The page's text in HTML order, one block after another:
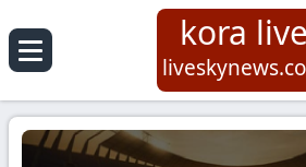
kora live